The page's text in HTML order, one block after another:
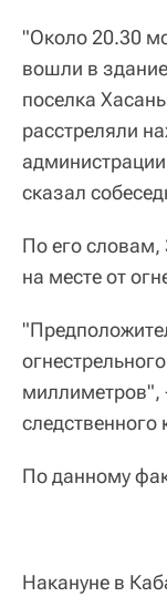
"Около 20.30
вошли в
поселка
расстреляли
сказал
По его словам,
на месте от
миллиметров",
следственного
По данному
Накануне в